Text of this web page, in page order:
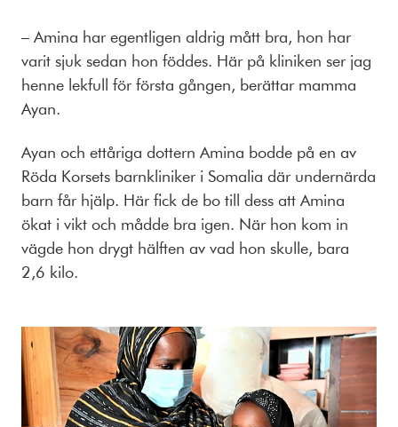
– Amina har egentligen aldrig mått bra, hon har
varit sjuk sedan hon föddes. Här på kliniken ser jag
henne lekfull för första gången, berättar mamma
Ayan.
Ayan och ettåriga dottern Amina bodde på en av
Röda Korsets barnkliniker i Somalia där undernärda
barn får hjälp. Här fick de bo till dess att Amina
ökat i vikt och mådde bra igen. När hon kom in
vägde hon drygt hälften av vad hon skulle, bara
2,6 kilo.